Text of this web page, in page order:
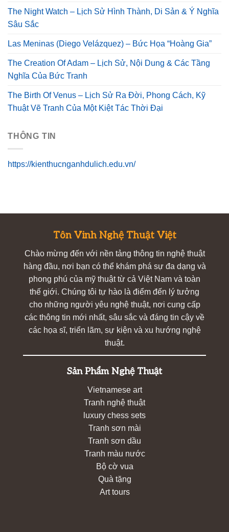
The Night Watch – Lịch Sử Hình Thành, Di Sản & Ý Nghĩa
Sâu Sắc
Las Meninas (Diego Velázquez) – Bức Họa “Hoàng Gia”
The Creation Of Adam – Lịch Sử, Nội Dung & Các Tầng
Nghĩa Của Bức Tranh
The Birth Of Venus – Lịch Sử Ra Đời, Phong Cách, Kỹ
Thuật Vẽ Tranh Của Một Kiệt Tác Thời Đại
THÔNG TIN
https://kienthucnganhdulich.edu.vn/
Tôn Vinh Nghệ Thuật Việt
Chào mừng đến với nền tảng thông tin nghệ thuật
hàng đầu, nơi bạn có thể khám phá sự đa dạng và
phong phú của mỹ thuật từ cả Việt Nam và toàn
thế giới. Chúng tôi tự hào là điểm đến lý tưởng
cho những người yêu nghệ thuật, nơi cung cấp
các thông tin mới nhất, sâu sắc và đáng tin cậy về
các họa sĩ, triển lãm, sự kiện và xu hướng nghệ
thuật.
Sản Phẩm Nghệ Thuật
Vietnamese art
Tranh nghệ thuật
luxury chess sets
Tranh sơn mài
Tranh sơn dầu
Tranh màu nước
Bộ cờ vua
Quà tặng
Art tours